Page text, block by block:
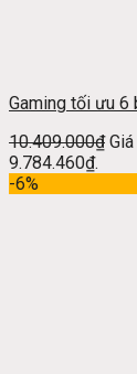
Gaming tối ưu 6
10.409.000₫
9.784.460₫.
-6%